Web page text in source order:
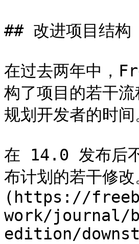
## 改进项目结构
在过去两年中，
构了项目的若干
规划开发者的时间
在 14.0 发布后
布计划的若干修
(https://
work/journal/
edition/